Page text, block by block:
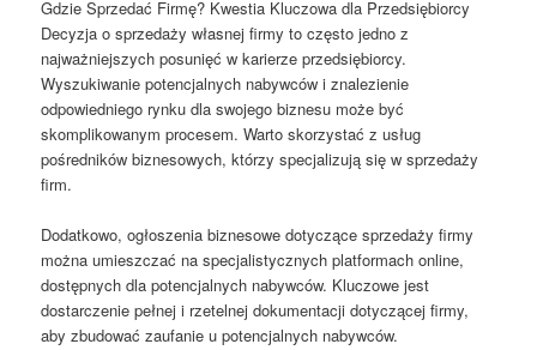
Gdzie Sprzedać Firmę? Kwestia Kluczowa dla Przedsiębiorcy
Decyzja o sprzedaży własnej firmy to często jedno z
najważniejszych posunięć w karierze przedsiębiorcy.
Wyszukiwanie potencjalnych nabywców i znalezienie
odpowiedniego rynku dla swojego biznesu może być
skomplikowanym procesem. Warto skorzystać z usług
pośredników biznesowych, którzy specjalizują się w sprzedaży
firm.
Dodatkowo, ogłoszenia biznesowe dotyczące sprzedaży firmy
można umieszczać na specjalistycznych platformach online,
dostępnych dla potencjalnych nabywców. Kluczowe jest
dostarczenie pełnej i rzetelnej dokumentacji dotyczącej firmy,
aby zbudować zaufanie u potencjalnych nabywców.